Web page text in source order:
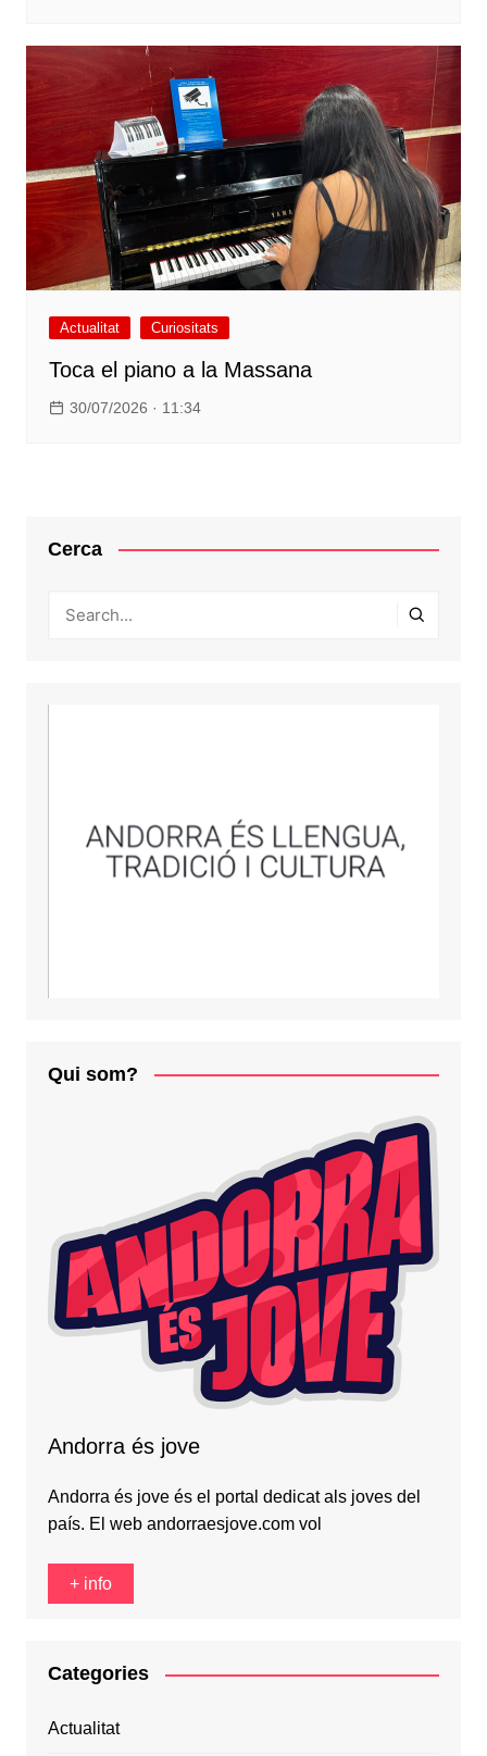
Actualitat Curiositats
Toca el piano a la Massana
30/07/2026 · 11:34
Cerca
Qui som?
Andorra és jove
Andorra és jove és el portal dedicat als joves del
país. El web andorraesjove.com vol
+ info
Categories
Actualitat